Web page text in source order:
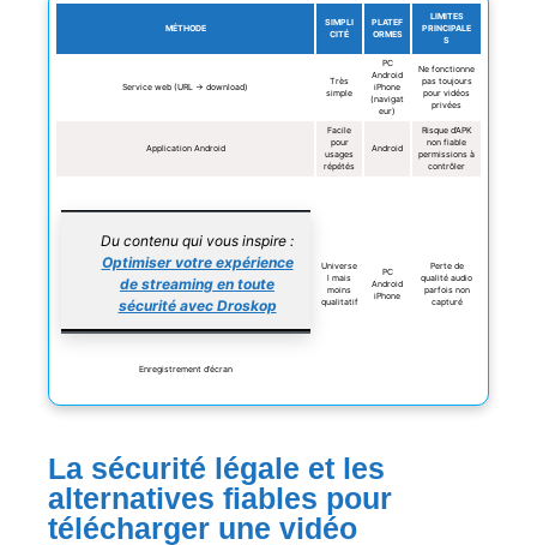
MÉTHODE
SIMPLI
CITÉ
PLATEF
ORMES
LIMITES
PRINCIPALE
S
Service web (URL → download)
Très
simple
PC
Android
iPhone
(navigat
eur)
Ne fonctionne
pas toujours
pour vidéos
privées
Application Android
Facile
pour
usages
répétés
Android
Risque d’APK
non fiable
permissions à
contrôler
Du contenu qui vous inspire :
Optimiser votre expérience
de streaming en toute
sécurité avec Droskop
Enregistrement d’écran
Universe
l mais
moins
qualitatif
PC
Android
iPhone
Perte de
qualité audio
parfois non
capturé
La sécurité légale et les
alternatives fiables pour
télécharger une vidéo